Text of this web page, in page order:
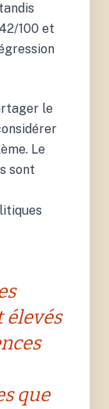
100 et
le
Le
sont
élevés
que